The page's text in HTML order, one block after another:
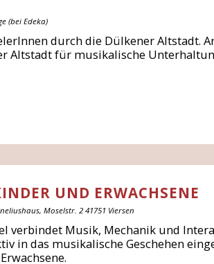
(bei Edeka)
durch die Dülkener Altstadt.
Altstadt für musikalische
UND ERWACHSENE
Moselstr. 2 41751 Viersen
verbindet Musik, Mechanik und
in das musikalische Geschehen